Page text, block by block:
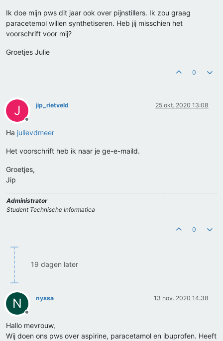
Ik doe mijn pws dit jaar ook over pijnstillers. Ik zou graag
paracetemol willen synthetiseren. Heb jij misschien het
voorschrift voor mij?
Groetjes Julie
0
J
Offline
jip_rietveld 25 okt. 2020 13:08
Ha julievdmeer
Het voorschrift heb ik naar je ge-e-maild.
Groetjes,
Jip
Administrator
Student Technische Informatica
0
19 dagen later
N
Offline
nyssa 13 nov. 2020 14:38
Hallo mevrouw,
Wij doen ons pws over aspirine, paracetamol en ibuprofen. Heeft